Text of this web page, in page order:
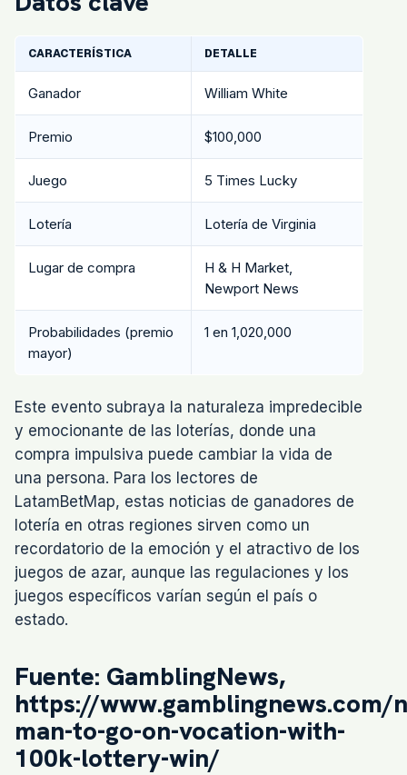
CARACTERÍSTICA DETALLE
Ganador William White
Premio $100,000
Juego 5 Times Lucky
Lotería Lotería de Virginia
Lugar de compra
H & H Market,
Newport News
Probabilidades (premio
mayor)
1 en 1,020,000
Este evento subraya la naturaleza impredecible
y emocionante de las loterías, donde una
compra impulsiva puede cambiar la vida de
una persona. Para los lectores de
LatamBetMap, estas noticias de ganadores de
lotería en otras regiones sirven como un
recordatorio de la emoción y el atractivo de los
juegos de azar, aunque las regulaciones y los
juegos específicos varían según el país o
estado.
Fuente: GamblingNews,
https://www.gamblingnews.com/
man-to-go-on-vocation-with-
100k-lottery-win/